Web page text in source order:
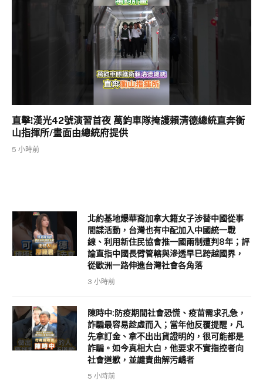
直擊!漢光42號演習首夜 萬鈞車隊掩護賴清德總統直奔衡
山指揮所/畫面由總統府提供
5 小時前
北約基地爆華裔加拿大籍女子涉替中國從事
間諜活動，台灣也有中配加入中國統一戰
線、利用新住民協會推一國兩制遭判8年；評
論直指中國長臂管轄與滲透早已跨越國界，
從歐洲一路伸進台灣社會各角落
3 小時前
陳時中:防疫期間社會恐慌、疫苗需求孔急，
詐騙最容易趁虛而入；當年他反覆提醒，凡
先拿訂金、拿不出出貨證明的，很可能都是
詐騙。如今真相大白，他要求不實指控者向
社會道歉，並譴責曲解污衊者
5 小時前